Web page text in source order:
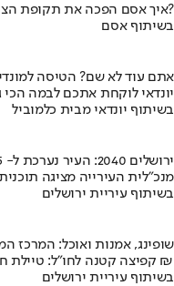
איך אסם הפכה את תקופת הצנע והמחסור הקשה של שנות ה-40 למותג לאומי?
בשיתוף אסם
אתם עוד לא שם? הטיסה
יונדאי לוקחת אתכם לבמה הכי
בשיתוף יונדאי מבית כלמוביל
ירושלים 2040: העיר נערכת ל- 1.5 מליון תושבים
מנכ"לית העירייה מציגה
בשיתוף עיריית ירושלים
שופינג, אמנות ואוכל: המרכז
קפיצה קטנה לחו"ל: טיילת חדשה, מיצגי אמנות, וכיכרות משופצות בהשקעה של 100 מיליון ₪
בשיתוף עיריית ירושלים